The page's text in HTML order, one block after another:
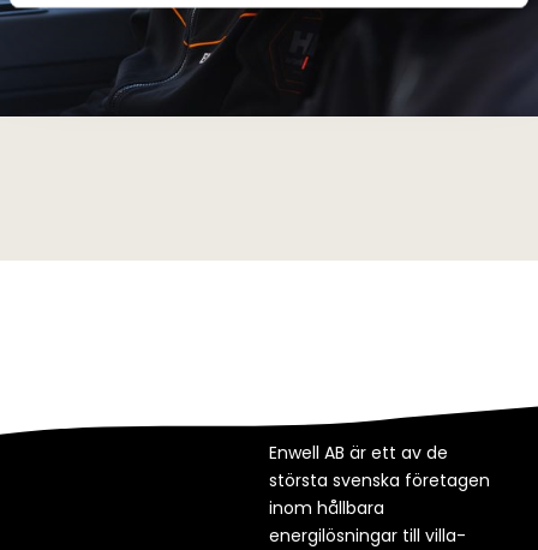
Enwell AB är ett av de
största svenska företagen
inom hållbara
energilösningar till villa-